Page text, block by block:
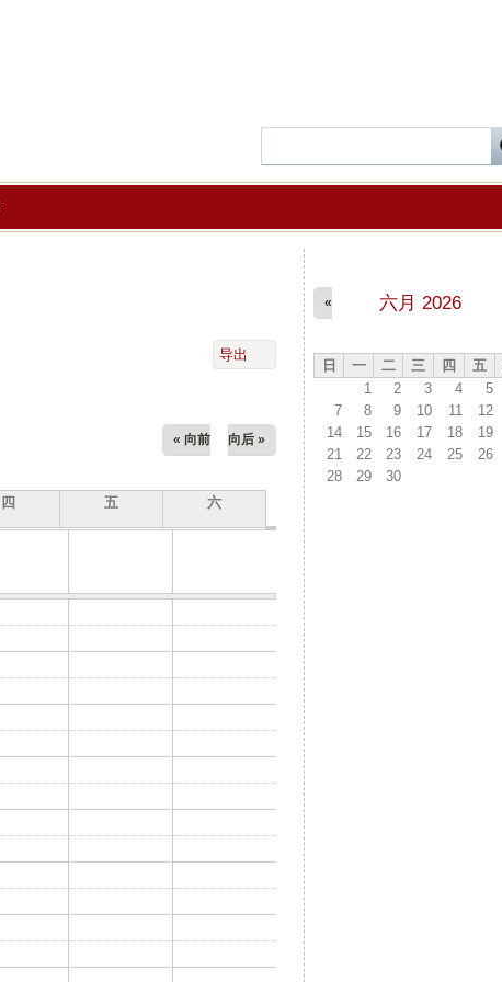
« 向前 向后 »
导出
四 五 六
六月 2026
«
日 一 二 三 四 五
1
2 3 4 5
7
8 9 10 11 12
14
15 16 17 18 19
21
22 23 24 25 26
28
29 30